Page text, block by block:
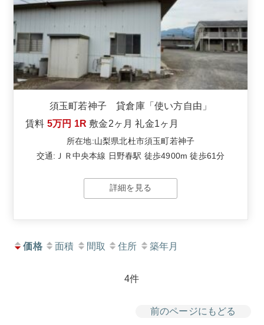
須玉町若神子 貸倉庫「使い方自由」
賃料 5万円 1R 敷金2ヶ月 礼金1ヶ月
所在地:山梨県北杜市須玉町若神子
交通:ＪＲ中央本線 日野春駅 徒歩4900m 徒歩61分
詳細を見る
価格 面積 間取 住所 築年月
4件
前のページにもどる